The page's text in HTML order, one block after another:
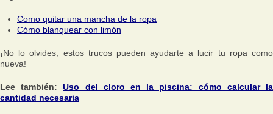
Como quitar una mancha de la ropa
Cómo blanquear con limón
¡No lo olvides, estos trucos pueden ayudarte a lucir tu ropa como
nueva!
Lee también:Uso del cloro en la piscina: cómo calcular la
cantidad necesaria